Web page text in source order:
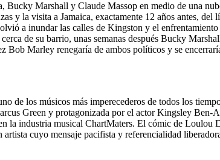
Bucky Marshall y Claude Massop en medio de una
y la visita a Jamaica, exactamente 12 años antes,
a inundar las calles de Kingston y el
de su barrio, unas semanas después Bucky
Bob Marley renegaría de ambos políticos y se
de los músicos más imperecederos de todos los
Green y protagonizada por el actor Kingsley Ben-
la industria musical ChartMaters. El cómic de
cuyo mensaje pacifista y referencialidad